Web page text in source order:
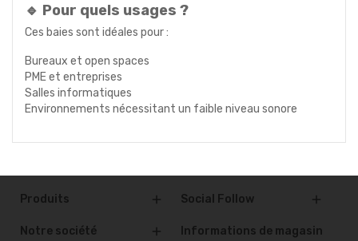
🔹 Pour quels usages ?
Ces baies sont idéales pour :
Bureaux et open spaces
PME et entreprises
Salles informatiques
Environnements nécessitant un faible niveau sonore
Produits 
Notre société 
Social Follow 
Informations de magasin